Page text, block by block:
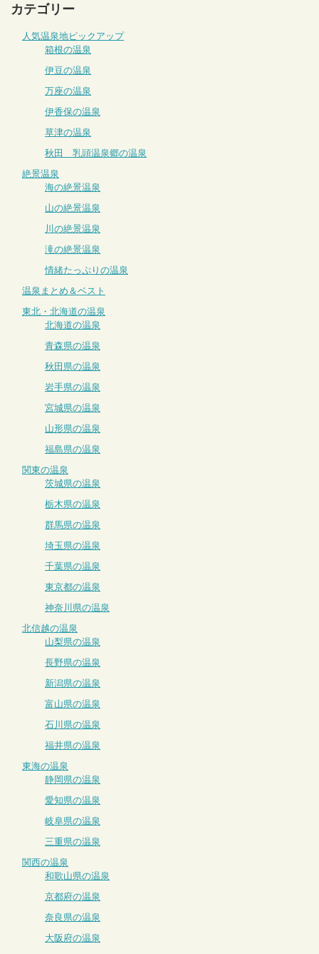
カテゴリー
人気温泉地ピックアップ
箱根の温泉
伊豆の温泉
万座の温泉
伊香保の温泉
草津の温泉
秋田 乳頭温泉郷の温泉
絶景温泉
海の絶景温泉
山の絶景温泉
川の絶景温泉
滝の絶景温泉
情緒たっぷりの温泉
温泉まとめ＆ベスト
東北・北海道の温泉
北海道の温泉
青森県の温泉
秋田県の温泉
岩手県の温泉
宮城県の温泉
山形県の温泉
福島県の温泉
関東の温泉
茨城県の温泉
栃木県の温泉
群馬県の温泉
埼玉県の温泉
千葉県の温泉
東京都の温泉
神奈川県の温泉
北信越の温泉
山梨県の温泉
長野県の温泉
新潟県の温泉
富山県の温泉
石川県の温泉
福井県の温泉
東海の温泉
静岡県の温泉
愛知県の温泉
岐阜県の温泉
三重県の温泉
関西の温泉
和歌山県の温泉
京都府の温泉
奈良県の温泉
大阪府の温泉